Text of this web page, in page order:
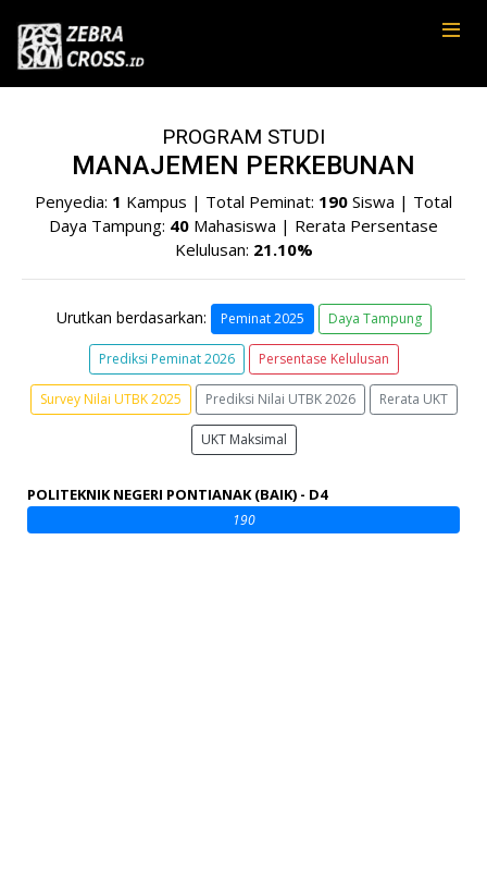
PROGRAM STUDI
MANAJEMEN PERKEBUNAN
Penyedia: 1 Kampus | Total Peminat: 190 Siswa | Total
Daya Tampung: 40 Mahasiswa | Rerata Persentase
Kelulusan: 21.10%
Urutkan berdasarkan: Peminat 2025 Daya Tampung
Prediksi Peminat 2026 Persentase Kelulusan
Survey Nilai UTBK 2025 Prediksi Nilai UTBK 2026 Rerata UKT
UKT Maksimal
POLITEKNIK NEGERI PONTIANAK (BAIK) - D4
190